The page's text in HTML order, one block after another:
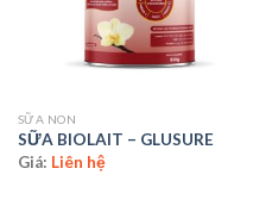
SỮA NON
SỮA BIOLAIT – GLUSURE
Giá: Liên hệ